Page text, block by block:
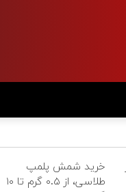
خرید شمش پلمپ
طلاسی، از ۰.۵ گرم تا ۱۰